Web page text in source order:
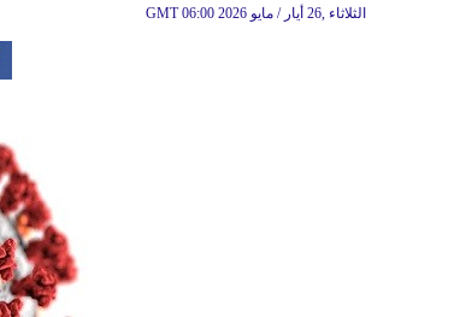
GMT 06:00 2026 الثلاثاء ,26 أيار / مايو